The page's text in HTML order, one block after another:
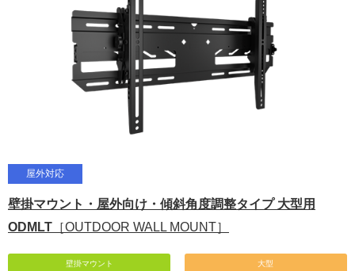
屋外対応
壁掛マウント・屋外向け・傾斜角度調整タイプ 大型用
ODMLT ［OUTDOOR WALL MOUNT］
壁掛マウント 大型